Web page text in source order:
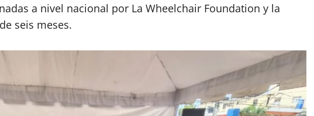
a nivel nacional por La Wheelchair Foundation y la
seis meses.